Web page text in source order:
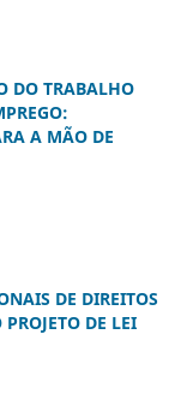
DO TRABALHO
A MÃO DE
DE DIREITOS
DE LEI